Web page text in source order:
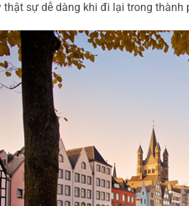
thật sự dễ dàng khi đi lại trong thành